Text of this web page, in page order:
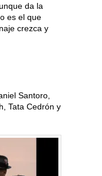
da la
es el que
crezca y
Santoro,
Tata Cedrón y